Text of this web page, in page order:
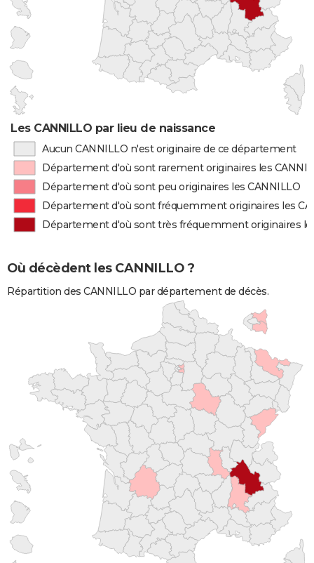
Les CANNILLO par lieu de naissance
Aucun CANNILLO n'est originaire de ce département
Département d'où sont rarement originaires les
Département d'où sont peu originaires les CANNILLO
Département d'où sont fréquemment originaires les
Département d'où sont très fréquemment originaires
Où décèdent les CANNILLO ?
Répartition des CANNILLO par département de décès.